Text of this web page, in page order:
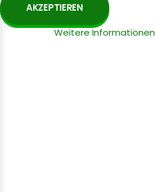
AKZEPTIEREN
Weitere Informationen